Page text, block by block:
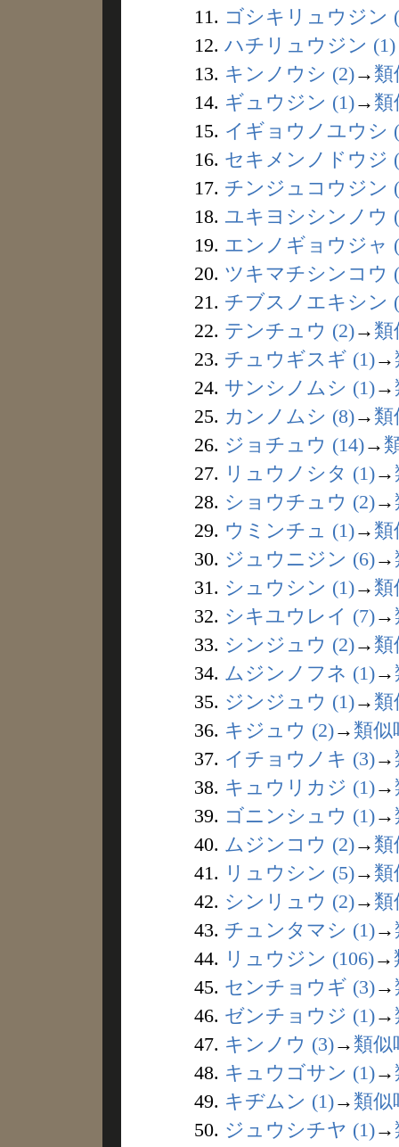
11. ゴシキリュウジン
12. ハチリュウジン (1)
13. キンノウシ (2)→ 類
14. ギュウジン (1)→ 類
15. イギョウノユウシ
16. セキメンノドウジ
17. チンジュコウジン
18. ユキヨシシンノウ
19. エンノギョウジャ
20. ツキマチシンコウ
21. チブスノエキシン
22. テンチュウ (2)→ 類
23. チュウギスギ (1)→
24. サンシノムシ (1)→
25. カンノムシ (8)→ 類
26. ジョチュウ (14)→
27. リュウノシタ (1)→
28. ショウチュウ (2)→
29. ウミンチュ (1)→ 類
30. ジュウニジン (6)→
31. シュウシン (1)→ 類
32. シキユウレイ (7)→
33. シンジュウ (2)→ 類
34. ムジンノフネ (1)→
35. ジンジュウ (1)→ 類
36. キジュウ (2)→ 類似
37. イチョウノキ (3)→
38. キュウリカジ (1)→
39. ゴニンシュウ (1)→
40. ムジンコウ (2)→ 類
41. リュウシン (5)→ 類
42. シンリュウ (2)→ 類
43. チュンタマシ (1)→
44. リュウジン (106)→
45. センチョウギ (3)→
46. ゼンチョウジ (1)→
47. キンノウ (3)→ 類似
48. キュウゴサン (1)→
49. キヂムン (1)→ 類似
50. ジュウシチヤ (1)→